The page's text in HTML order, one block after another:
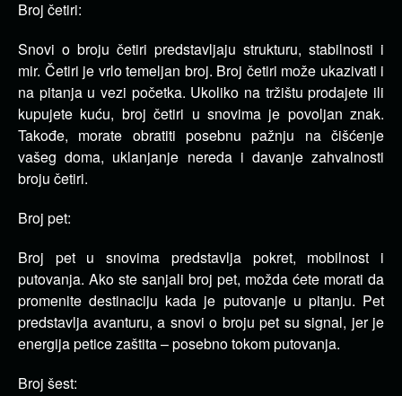
Broj četiri:
Snovi o broju četiri predstavljaju strukturu, stabilnosti i
mir. Četiri je vrlo temeljan broj. Broj četiri može ukazivati i
na pitanja u vezi početka. Ukoliko na tržištu prodajete ili
kupujete kuću, broj četiri u snovima je povoljan znak.
Takođe, morate obratiti posebnu pažnju na čišćenje
vašeg doma, uklanjanje nereda i davanje zahvalnosti
broju četiri.
Broj pet:
Broj pet u snovima predstavlja pokret, mobilnost i
putovanja. Ako ste sanjali broj pet, možda ćete morati da
promenite destinaciju kada je putovanje u pitanju. Pet
predstavlja avanturu, a snovi o broju pet su signal, jer je
energija petice zaštita – posebno tokom putovanja.
Broj šest: